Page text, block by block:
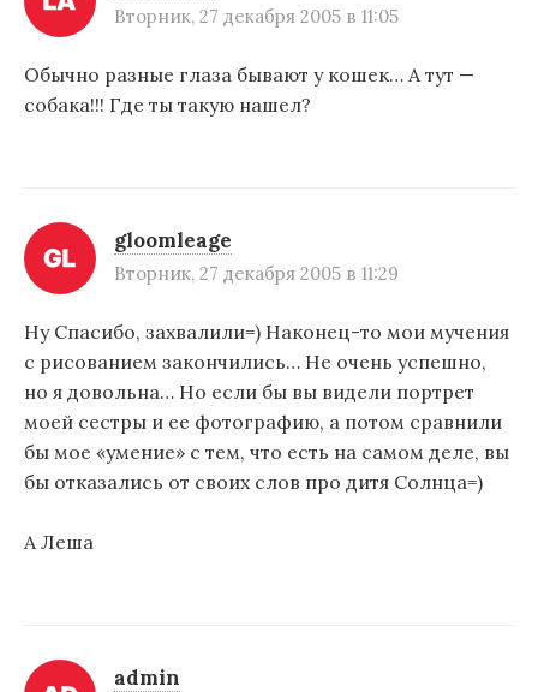
Вторник, 27 декабря 2005 в 11:05
Обычно разные глаза бывают у кошек… А тут —
собака!!! Где ты такую нашел?
gloomleage
Вторник, 27 декабря 2005 в 11:29
Ну Спасибо, захвалили=) Наконец-то мои мучения
с рисованием закончились… Не очень успешно,
но я довольна… Но если бы вы видели портрет
моей сестры и ее фотографию, а потом сравнили
бы мое «умение» с тем, что есть на самом деле, вы
бы отказались от своих слов про дитя Солнца=)
А Леша
admin